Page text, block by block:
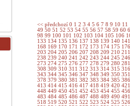
<< předchozí 0 1 2 3 4 5 6 7 8 9 10 11
49 50 51 52 53 54 55 56 57 58 59 60
98 99 100 101 102 103 104 105 106
133 134 135 136 137 138 139 140
168 169 170 171 172 173 174 175
203 204 205 206 207 208 209 210
238 239 240 241 242 243 244 245
273 274 275 276 277 278 279 280
308 309 310 311 312 313 314 315
343 344 345 346 347 348 349 350
378 379 380 381 382 383 384 385
413 414 415 416 417 418 419 420
448 449 450 451 452 453 454 455
483 484 485 486 487 488 489 490
518 519 520 521 522 523 524 525